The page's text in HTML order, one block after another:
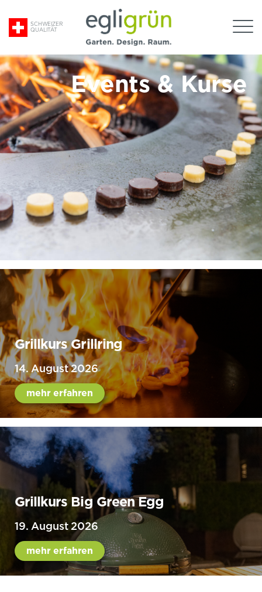
SCHWEIZER
QUALITÄT
Grün
AG
Events & Kurse
Grillkurs Grillring
14. August 2026
mehr erfahren
Grillkurs Big Green Egg
19. August 2026
mehr erfahren